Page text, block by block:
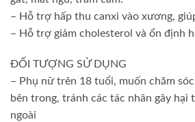
– Hỗ trợ hấp thu canxi vào xương,
– Hỗ trợ giảm cholesterol và ổn định
ĐỐI TƯỢNG SỬ DỤNG
– Phụ nữ trên 18 tuổi, muốn chăm
bên trong, tránh các tác nhân gây hại
ngoài